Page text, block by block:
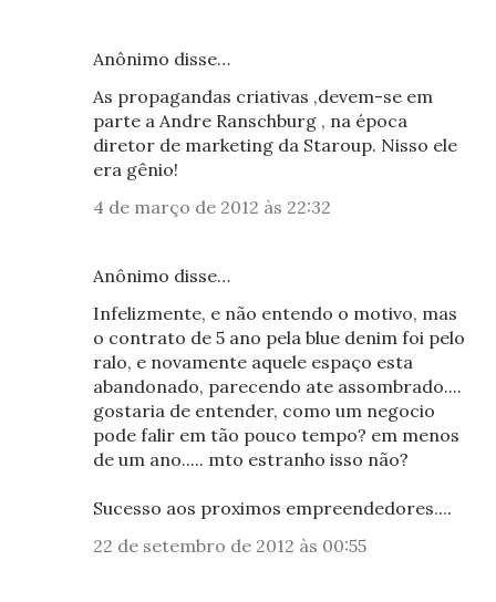
Anônimo disse…
As propagandas criativas ,devem-se em
parte a Andre Ranschburg , na época
diretor de marketing da Staroup. Nisso ele
era gênio!
4 de março de 2012 às 22:32
Anônimo disse…
Infelizmente, e não entendo o motivo, mas
o contrato de 5 ano pela blue denim foi pelo
ralo, e novamente aquele espaço esta
abandonado, parecendo ate assombrado....
gostaria de entender, como um negocio
pode falir em tão pouco tempo? em menos
de um ano..... mto estranho isso não?
Sucesso aos proximos empreendedores....
22 de setembro de 2012 às 00:55